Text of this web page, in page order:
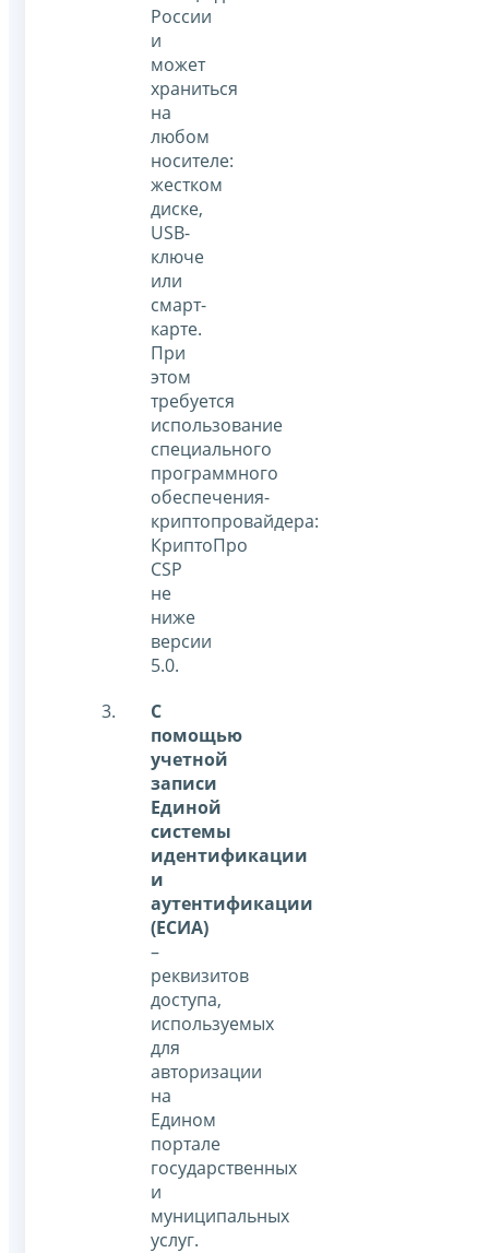
России
и
может
храниться
на
любом
носителе:
жестком
диске,
USB-
ключе
или
смарт-
карте.
При
этом
требуется
использование
специального
программного
обеспечения-
криптопровайдера:
КриптоПро
CSP
не
ниже
версии
5.0.
С
помощью
учетной
записи
Единой
системы
идентификации
и
аутентификации
(ЕСИА)
–
реквизитов
доступа,
используемых
для
авторизации
на
Едином
портале
государственных
и
муниципальных
услуг.